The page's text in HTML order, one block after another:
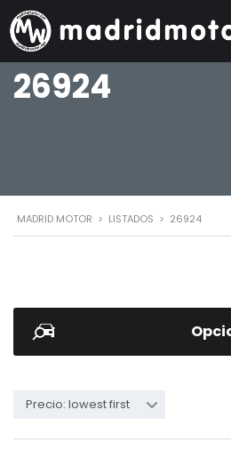
26924
MADRID MOTOR > LISTADOS > 26924
Precio: lowest first